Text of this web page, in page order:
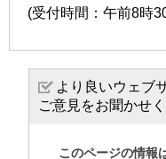
(受付時間：午前8時
より良いウェブ
ご意見をお聞かせ
このページの情報